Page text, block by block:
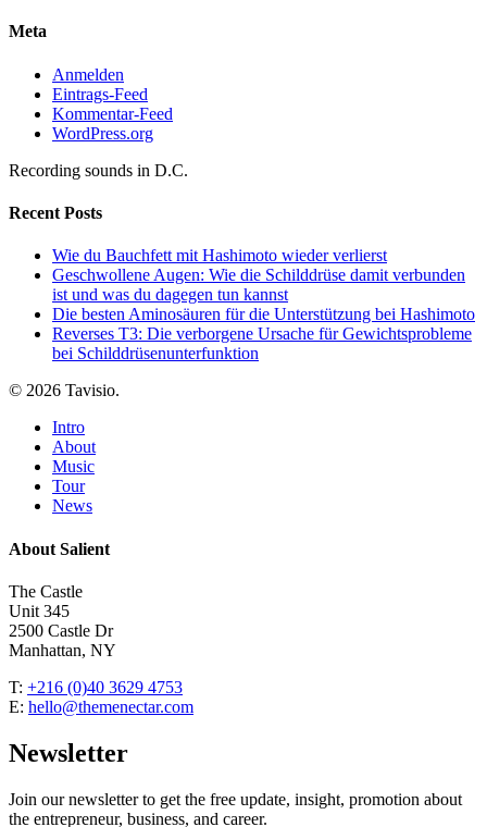
Meta
Anmelden
Eintrags-Feed
Kommentar-Feed
WordPress.org
Recording sounds in D.C.
Recent Posts
Wie du Bauchfett mit Hashimoto wieder verlierst
Geschwollene Augen: Wie die Schilddrüse damit verbunden
ist und was du dagegen tun kannst
Die besten Aminosäuren für die Unterstützung bei Hashimoto
Reverses T3: Die verborgene Ursache für Gewichtsprobleme
bei Schilddrüsenunterfunktion
© 2026 Tavisio.
Close
Menu
Intro
About
Music
Tour
News
About Salient
The Castle
Unit 345
2500 Castle Dr
Manhattan, NY
T: +216 (0)40 3629 4753
E: hello@themenectar.com
Newsletter
Join our newsletter to get the free update, insight, promotion about
the entrepreneur, business, and career.